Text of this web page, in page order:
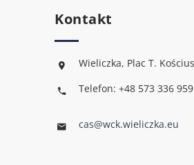
Kontakt
Wieliczka, Plac T.
Telefon: +48 573 336 959
cas@wck.wieliczka.eu